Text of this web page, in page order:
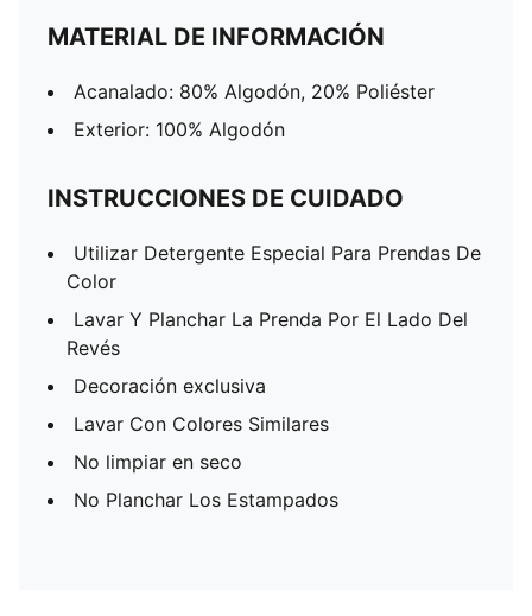
MATERIAL DE INFORMACIÓN
Acanalado: 80% Algodón, 20% Poliéster
Exterior: 100% Algodón
INSTRUCCIONES DE CUIDADO
Utilizar Detergente Especial Para Prendas De
Color
Lavar Y Planchar La Prenda Por El Lado Del
Revés
Decoración exclusiva
Lavar Con Colores Similares
No limpiar en seco
No Planchar Los Estampados